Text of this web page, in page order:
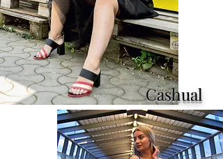
Cashual